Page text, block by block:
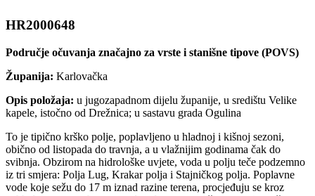
HR2000648
Područje očuvanja značajno za vrste i stanišne tipove (POVS)
Županija: Karlovačka
Opis položaja: u jugozapadnom dijelu županije, u središtu Velike
kapele, istočno od Drežnica; u sastavu grada Ogulina
To je tipično krško polje, poplavljeno u hladnoj i kišnoj sezoni,
obično od listopada do travnja, a u vlažnijim godinama čak do
svibnja. Obzirom na hidrološke uvjete, voda u polju teče podzemno
iz tri smjera: Polja Lug, Krakar polja i Stajničkog polja. Poplavne
vode koje sežu do 17 m iznad razine terena, procjeđuju se kroz